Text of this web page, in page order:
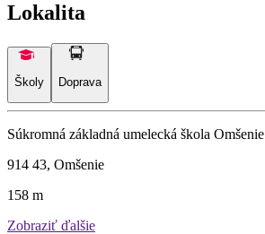
Lokalita
Školy Doprava
Súkromná základná umelecká škola Omšenie
914 43, Omšenie
158 m
Zobraziť ďalšie